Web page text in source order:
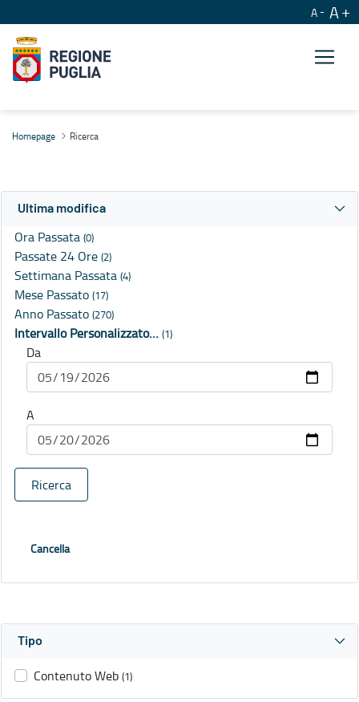
A A
Homepage Ricerca
Ultima modifica
Ora Passata (0)
Passate 24 Ore (2)
Settimana Passata (4)
Mese Passato (17)
Anno Passato (270)
Intervallo Personalizzato… (1)
Da
A
Ricerca
Cancella
Tipo
Contenuto Web (1)